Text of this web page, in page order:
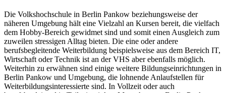
Die Volkshochschule in Berlin Pankow beziehungsweise der
näheren Umgebung hält eine Vielzahl an Kursen bereit, die vielfach
dem Hobby-Bereich gewidmet sind und somit einen Ausgleich zum
zuweilen stressigen Alltag bieten. Die eine oder andere
berufsbegleitende Weiterbildung beispielsweise aus dem Bereich IT,
Wirtschaft oder Technik ist an der VHS aber ebenfalls möglich.
Weiterhin zu erwähnen sind einige weitere Bildungseinrichtungen in
Berlin Pankow und Umgebung, die lohnende Anlaufstellen für
Weiterbildungsinteressierte sind. In Vollzeit oder auch